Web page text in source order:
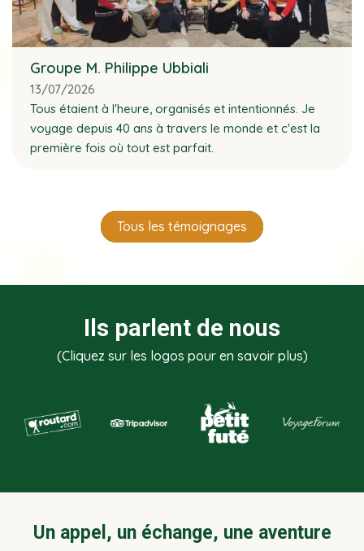
Groupe M. Philippe Ubbiali
13/07/2026
Tous étaient à l'heure, organisés et intentionnés. Je
voyage depuis 40 ans à travers le monde et c'est la
première fois où tout est parfait.
Tous les témoignages
Ils parlent de nous
(Cliquez sur les logos pour en savoir plus)
Un appel, un échange, une aventure